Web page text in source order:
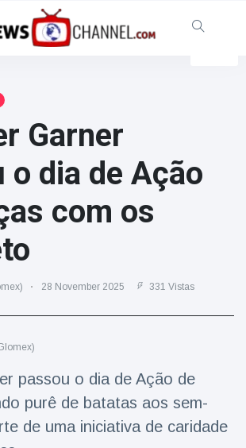
(81)
(13938)
(122)
(160)
recentes
Garner
o dia de Ação
com os
28 November 2025 331 Vistas
passou o dia de Ação de
purê de batatas aos sem-
de uma iniciativa de caridade